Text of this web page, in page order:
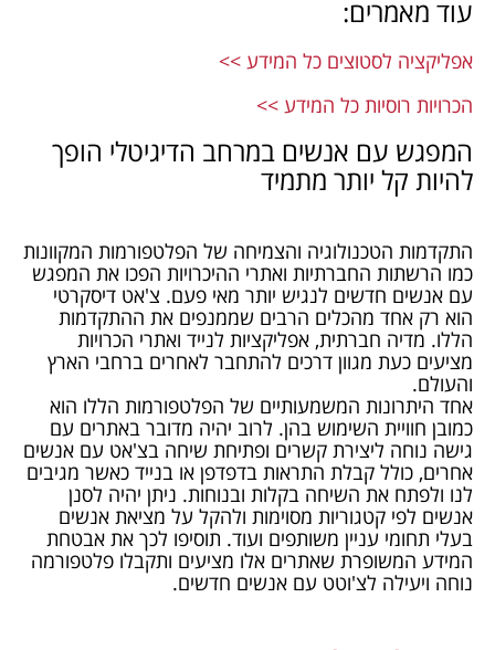
עוד מאמרים:
אפליקציה לסטוצים כל המידע >>
הכרויות רוסיות כל המידע >>
המפגש עם אנשים במרחב הדיגיטלי הופך
להיות קל יותר מתמיד
התקדמות הטכנולוגיה והצמיחה של הפלטפורמות המקוונות
כמו הרשתות החברתיות ואתרי ההיכרויות הפכו את המפגש
עם אנשים חדשים לנגיש יותר מאי פעם. צ'אט דיסקרטי
הוא רק אחד מהכלים הרבים שממנפים את ההתקדמות
הללו. מדיה חברתית, אפליקציות לנייד ואתרי הכרויות
מציעים כעת מגוון דרכים להתחבר לאחרים ברחבי הארץ
והעולם.
אחד היתרונות המשמעותיים של הפלטפורמות הללו הוא
כמובן חוויית השימוש בהן. לרוב יהיה מדובר באתרים עם
גישה נוחה ליצירת קשרים ופתיחת שיחה בצ'אט עם אנשים
אחרים, כולל קבלת התראות בדפדפן או בנייד כאשר מגיבים
לנו ולפתח את השיחה בקלות ובנוחות. ניתן יהיה לסנן
אנשים לפי קטגוריות מסוימות ולהקל על מציאת אנשים
בעלי תחומי עניין משותפים ועוד. תוסיפו לכך את אבטחת
המידע המשופרת שאתרים אלו מציעים ותקבלו פלטפורמה
נוחה ויעילה לצ'וטט עם אנשים חדשים.